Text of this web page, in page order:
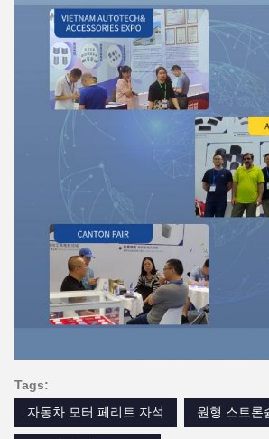
Tags:
자동차 모터 페리트 자석
원형 스트론